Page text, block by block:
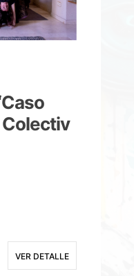
Colectiv
VER DETALLE